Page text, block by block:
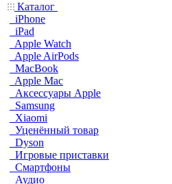
Каталог
iPhone
iPad
Apple Watch
Apple AirPods
MacBook
Apple Mac
Аксессуары Apple
Samsung
Xiaomi
Уценённый товар
Dyson
Игровые приставки
Смартфоны
Аудио